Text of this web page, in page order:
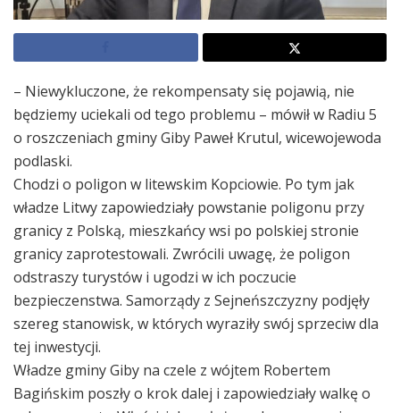
– Niewykluczone, że rekompensaty się pojawią, nie
będziemy uciekali od tego problemu – mówił w Radiu 5
o roszczeniach gminy Giby Paweł Krutul, wicewojewoda
podlaski.
Chodzi o poligon w litewskim Kopciowie. Po tym jak
władze Litwy zapowiedziały powstanie poligonu przy
granicy z Polską, mieszkańcy wsi po polskiej stronie
granicy zaprotestowali. Zwrócili uwagę, że poligon
odstraszy turystów i ugodzi w ich poczucie
bezpieczenstwa. Samorządy z Sejneńszczyzny podjęły
szereg stanowisk, w których wyraziły swój sprzeciw dla
tej inwestycji.
Władze gminy Giby na czele z wójtem Robertem
Bagińskim poszły o krok dalej i zapowiedziały walkę o